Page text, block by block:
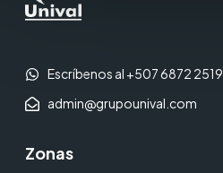
Escríbenos al +507 6872 2519
admin@grupounival.com
Zonas